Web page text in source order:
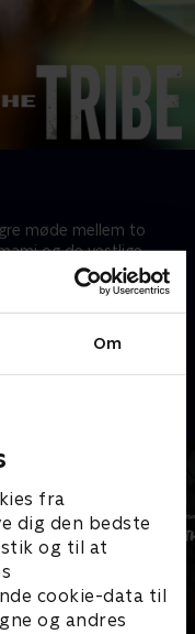
Om
fra
dig den bedste
og til at
cookie-data til
og andres
møde mellem to
og de vestlige
at studere dem.